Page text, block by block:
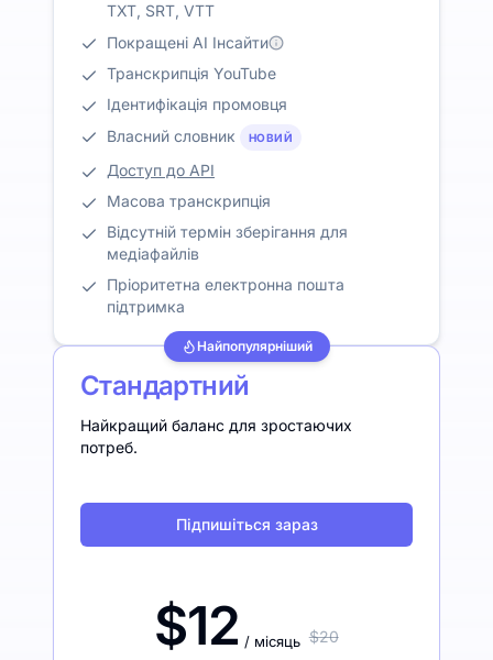
TXT, SRT, VTT
Покращені AI Інсайти
Транскрипція YouTube
Ідентифікація промовця
Власний словник
НОВИЙ
Доступ до API
Масова транскрипція
Відсутній термін зберігання для
медіафайлів
Пріоритетна електронна пошта
підтримка
Найпопулярніший
Стандартний
Найкращий баланс для зростаючих
потреб.
Підпишіться зараз
$12 / місяць $20